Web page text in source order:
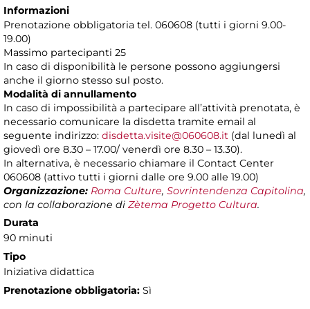
Informazioni
Prenotazione obbligatoria tel. 060608 (tutti i giorni 9.00-
19.00)
Massimo partecipanti 25
In caso di disponibilità le persone possono aggiungersi
anche il giorno stesso sul posto.
Modalità di annullamento
In caso di impossibilità a partecipare all’attività prenotata, è
necessario comunicare la disdetta tramite email al
seguente indirizzo: disdetta.visite@060608.it (dal lunedì al
giovedì ore 8.30 – 17.00/ venerdì ore 8.30 – 13.30).
In alternativa, è necessario chiamare il Contact Center
060608 (attivo tutti i giorni dalle ore 9.00 alle 19.00)
Organizzazione: Roma Culture, Sovrintendenza Capitolina,
con la collaborazione di Zètema Progetto Cultura.
Durata
90 minuti
Tipo
Iniziativa didattica
Prenotazione obbligatoria: Sì